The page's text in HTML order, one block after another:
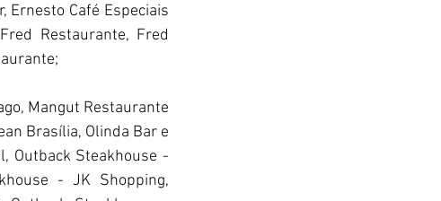
Ernesto Café Especiais
Restaurante, Fred
Mangut Restaurante
Brasília, Olinda Bar e
Outback Steakhouse -
- JK Shopping,